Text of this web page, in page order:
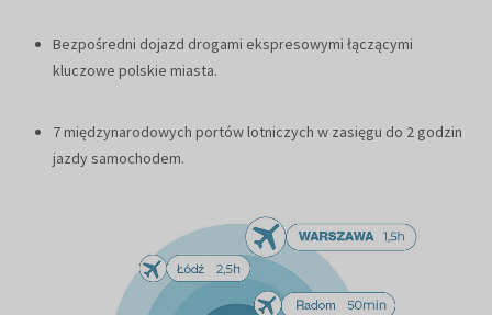
Bezpośredni dojazd drogami ekspresowymi łączącymi
kluczowe polskie miasta.
7 międzynarodowych portów lotniczych w zasięgu do 2 godzin
jazdy samochodem.